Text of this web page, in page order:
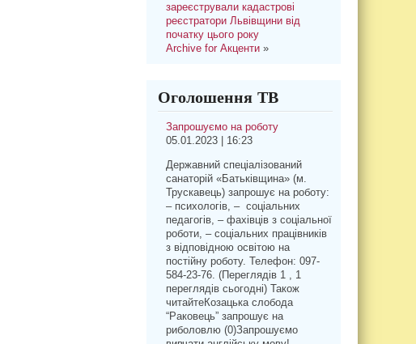
зареєстрували кадастрові
реєстратори Львівщини від
початку цього року
Archive for Акценти»
Оголошення ТВ
Запрошуємо на роботу
05.01.2023 | 16:23
Державний спеціалізований
санаторій «Батьківщина» (м.
Трускавець) запрошує на роботу:
– психологів, – соціальних
педагогів, – фахівців з соціальної
роботи, – соціальних працівників
з відповідною освітою на
постійну роботу. Телефон: 097-
584-23-76. (Переглядів 1 , 1
переглядів сьогодні) Також
читайтеКозацька слобода
“Раковець” запрошує на
риболовлю (0)Запрошуємо